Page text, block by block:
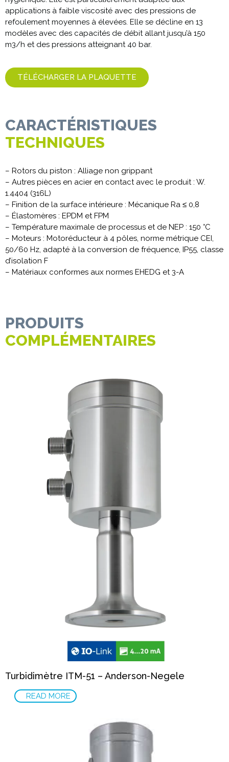
applications à faible viscosité avec des pressions de
refoulement moyennes à élevées. Elle se décline en 13
modèles avec des capacités de débit allant jusqu’à 150
m3/h et des pressions atteignant 40 bar.
TÉLÉCHARGER LA PLAQUETTE
CARACTÉRISTIQUES
TECHNIQUES
– Rotors du piston : Alliage non grippant
– Autres pièces en acier en contact avec le produit : W.
1.4404 (316L)
– Finition de la surface intérieure : Mécanique Ra ≤ 0,8
– Élastomères : EPDM et FPM
– Température maximale de processus et de NEP : 150 °C
– Moteurs : Motoréducteur à 4 pôles, norme métrique CEI,
50/60 Hz, adapté à la conversion de fréquence, IP55, classe
d’isolation F
– Matériaux conformes aux normes EHEDG et 3-A
PRODUITS
COMPLÉMENTAIRES
Turbidimètre ITM-51 – Anderson-Negele
READ MORE